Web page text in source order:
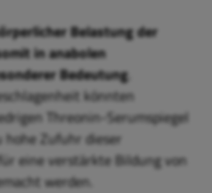
Belastung der
in anabolen
Bedeutung.
könnten
Threonin-Serumspiegel
hohe Zufuhr dieser
eine verstärkte Bildung von
werden.